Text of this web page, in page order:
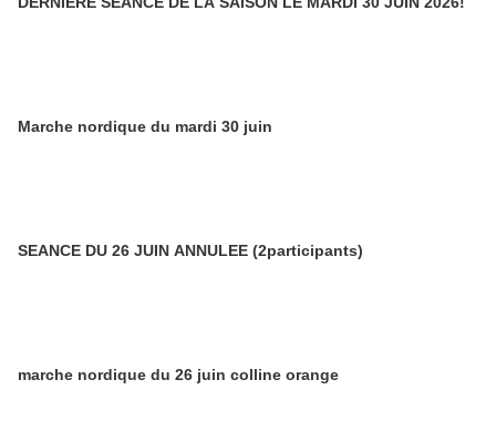
Marche nordique du mardi 30 juin
SEANCE DU 26 JUIN ANNULEE (2participants)
marche nordique du 26 juin colline orange